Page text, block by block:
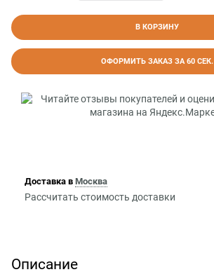
В КОРЗИНУ
ОФОРМИТЬ ЗАКАЗ ЗА 60 СЕК.
Доставка в Москва
Рассчитать стоимость доставки
Описание